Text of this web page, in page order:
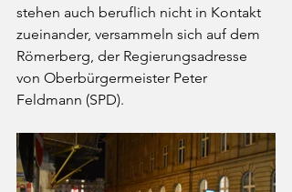
stehen auch beruflich nicht in Kontakt
zueinander, versammeln sich auf dem
Römerberg, der Regierungsadresse
von Oberbürgermeister Peter
Feldmann (SPD).